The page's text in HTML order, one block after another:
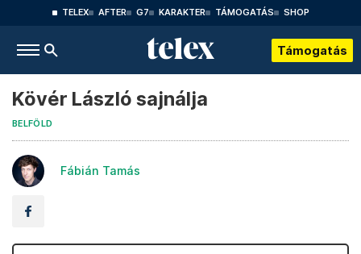
TELEX AFTER G7 KARAKTER TÁMOGATÁS SHOP
Támogatás
Kövér László sajnálja
BELFÖLD
Fábián Tamás